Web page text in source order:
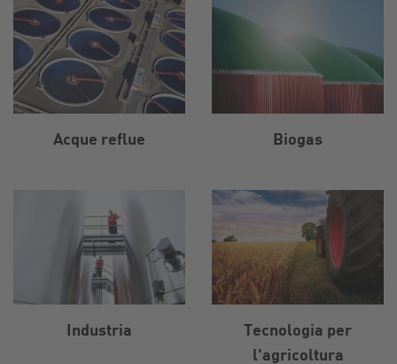
Acque reflue Biogas
Industria
Tecnologia per
l'agricoltura